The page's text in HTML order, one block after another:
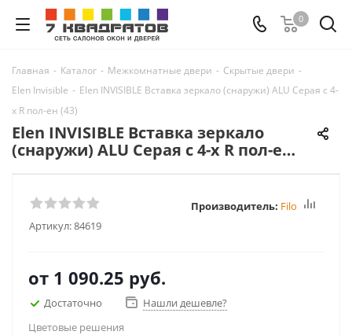
0
Главная - Каталог - Межкомнатные двери - Скрытые двери -
Elen Invisible - Elen INVISIBLE Вставка зеркало (снаружи) ALU Серая с 4-
х R пол-ен (43)
Elen INVISIBLE Вставка зеркало
(снаружи) ALU Серая с 4-х R пол-ен
Артикул:84619
Производитель: FiloMuro
от 1 090.25 руб.
Достаточно
Нашли дешевле?
Цветовые решения